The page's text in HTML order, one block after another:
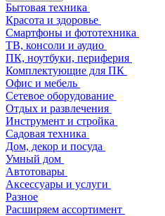
Бытовая техника
Красота и здоровье
Смартфоны и фототехника
ТВ, консоли и аудио
ПК, ноутбуки, периферия
Комплектующие для ПК
Офис и мебель
Сетевое оборудование
Отдых и развлечения
Инструмент и стройка
Садовая техника
Дом, декор и посуда
Умный дом
Автотовары
Аксессуары и услуги
Разное
Расширяем ассортимент